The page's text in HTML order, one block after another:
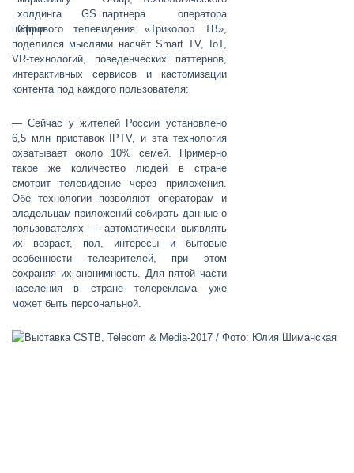
партнера оператора
цифрового телевидения «Триколор ТВ»,
поделился мыслями насчёт Smart TV, IoT,
VR-технологий, поведенческих паттернов,
интерактивных сервисов и кастомизации
контента под каждого пользователя:
— Сейчас у жителей России установлено
6,5 млн приставок IPTV, и эта технология
охватывает около 10% семей. Примерно
такое же количество людей в стране
смотрит телевидение через приложения.
Обе технологии позволяют операторам и
владельцам приложений собирать данные о
пользователях — автоматически выявлять
их возраст, пол, интересы и бытовые
особенности телезрителей, при этом
сохраняя их анонимность. Для пятой части
населения в стране телереклама уже
может быть персональной.